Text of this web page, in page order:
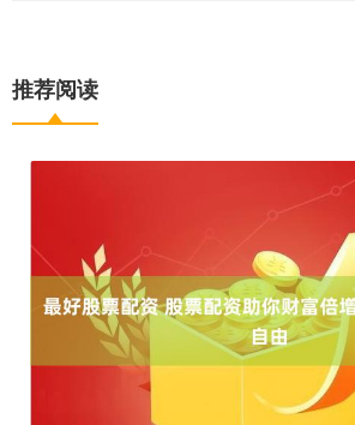
推荐阅读